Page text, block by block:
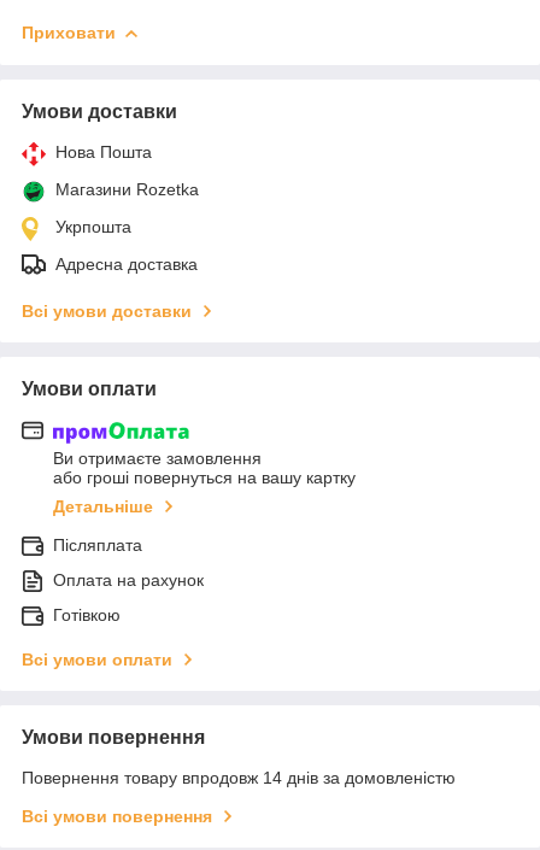
Приховати
Умови доставки
Нова Пошта
Магазини Rozetka
Укрпошта
Адресна доставка
Всі умови доставки
Умови оплати
Ви отримаєте замовлення
або гроші повернуться на вашу картку
Детальніше
Післяплата
Оплата на рахунок
Готівкою
Всі умови оплати
Умови повернення
Повернення товару впродовж 14 днів за домовленістю
Всі умови повернення